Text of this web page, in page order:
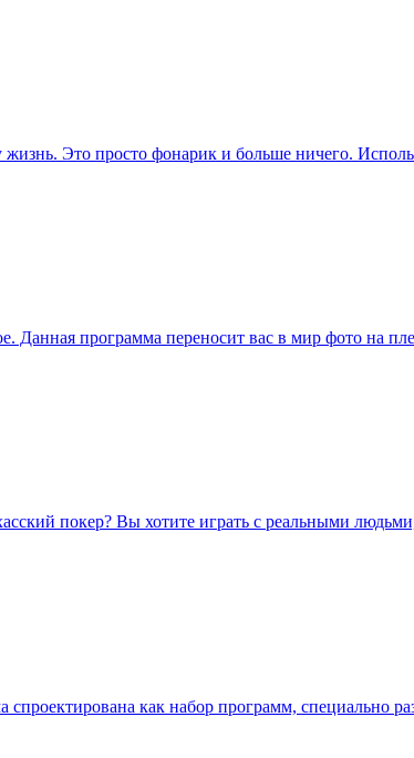
Это просто фонарик и больше ничего.
Данная программа переносит вас в мир фото на
покер? Вы хотите играть с реальными
как набор программ, специально